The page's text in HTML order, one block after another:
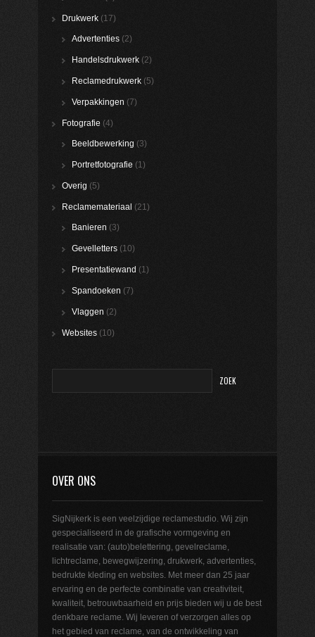
Drukwerk (17)
Advertenties (2)
Handelsdrukwerk (2)
Reclamedrukwerk (5)
Verpakkingen (7)
Fotografie (4)
Beeldbewerking (3)
Portretfotografie (1)
Overig (5)
Reclamemateriaal (21)
Banieren (3)
Gevelletters (10)
Presentatiewand (1)
Spandoeken (7)
Vlaggen (2)
Websites (10)
OVER ONS
SigNijkerk is een veelzijdige reclamestudio. Wij zijn
gespecialiseerd in de grafische vormgeving en
realisatie van: (auto)belettering, gevelreclame,
lichtreclame, bewegwijzering, drukwerk, advertenties,
bedrukte kleding en websites. Met meer dan 25 jaar
ervaring en de perfecte combinatie van creativiteit,
kwaliteit, betrouwbaarheid en prijs bieden wij u de best
denkbare reclame. Wij leveren of verzorgen alles op
het gebied van reclame, van de ontwikkeling van